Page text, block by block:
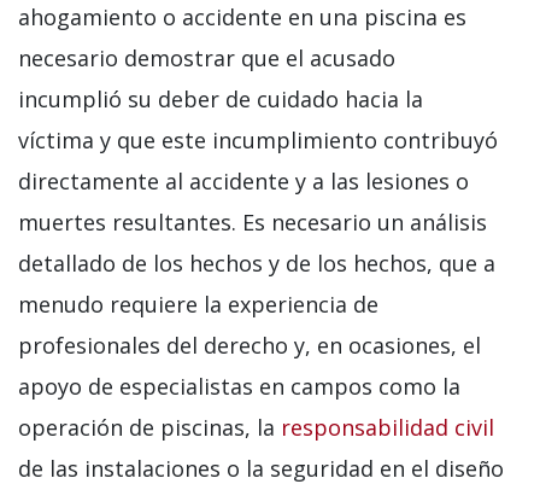
ahogamiento o accidente en una piscina es
necesario demostrar que el acusado
incumplió su deber de cuidado hacia la
víctima y que este incumplimiento contribuyó
directamente al accidente y a las lesiones o
muertes resultantes. Es necesario un análisis
detallado de los hechos y de los hechos, que a
menudo requiere la experiencia de
profesionales del derecho y, en ocasiones, el
apoyo de especialistas en campos como la
operación de piscinas, la responsabilidad civil
de las instalaciones o la seguridad en el diseño